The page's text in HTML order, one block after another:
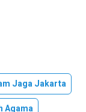
Jaga Jakarta
Agama